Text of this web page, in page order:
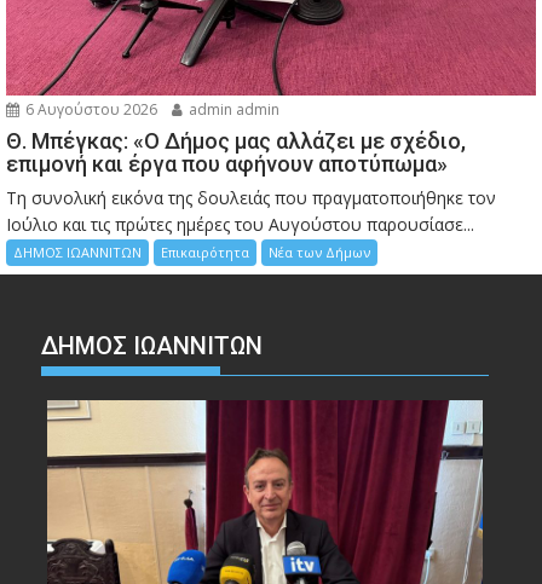
6 Αυγούστου 2026 admin admin
Θ. Μπέγκας: «Ο Δήμος μας αλλάζει με σχέδιο,
επιμονή και έργα που αφήνουν αποτύπωμα»
Τη συνολική εικόνα της δουλειάς που πραγματοποιήθηκε τον
Ιούλιο και τις πρώτες ημέρες του Αυγούστου παρουσίασε...
ΔΗΜΟΣ ΙΩΑΝΝΙΤΩΝ Επικαιρότητα Νέα των Δήμων
ΔΗΜΟΣ ΙΩΑΝΝΙΤΩΝ